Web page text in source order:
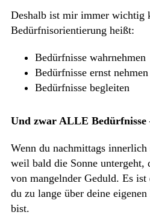
Deshalb ist mir immer wichtig
Bedürfnisorientierung heißt:
Bedürfnisse wahrnehmen
Bedürfnisse ernst nehmen
Bedürfnisse begleiten
Und zwar ALLE Bedürfnisse
Wenn du nachmittags innerlich
weil bald die Sonne untergeht,
von mangelnder Geduld. Es ist
du zu lange über deine
bist.